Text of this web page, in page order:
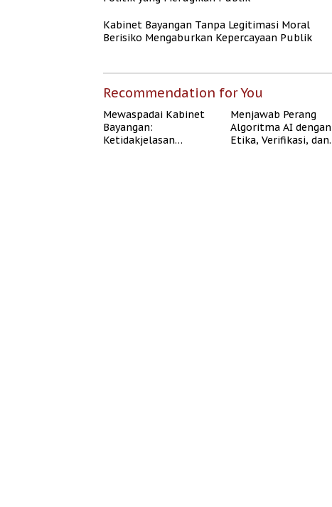
Kabinet Bayangan Tanpa Legitimasi Moral
Berisiko Mengaburkan Kepercayaan Publik
Recommendation for You
Mewaspadai Kabinet
Bayangan:
Ketidakjelasan
Menjawab Perang
Algoritma AI dengan
Etika, Verifikasi, dan